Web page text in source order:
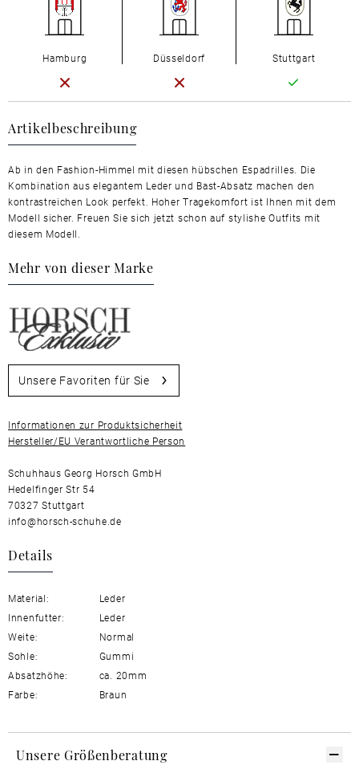
Artikelbeschreibung
Ab in den Fashion-Himmel mit diesen hübschen Espadrilles. Die
Kombination aus elegantem Leder und Bast-Absatz machen den
kontrastreichen Look perfekt. Hoher Tragekomfort ist Ihnen mit dem
Modell sicher. Freuen Sie sich jetzt schon auf stylishe Outfits mit
diesem Modell.
Mehr von dieser Marke
Unsere Favoriten für Sie
Informationen zur Produktsicherheit
Hersteller/EU Verantwortliche Person
Schuhhaus Georg Horsch GmbH
Hedelfinger Str 54
70327 Stuttgart
info@horsch-schuhe.de
Details
Material:
Leder
Innenfutter:
Leder
Weite:
Normal
Sohle:
Gummi
Absatzhöhe:
ca. 20mm
Farbe:
Braun
Hamburg Düsseldorf Stuttgart
Unsere Größenberatung